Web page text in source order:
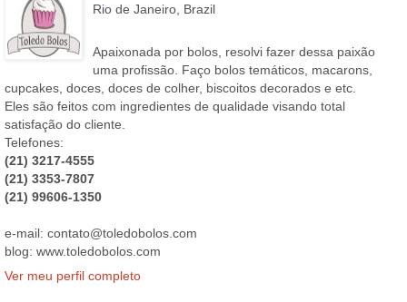
Rio de Janeiro, Brazil
Apaixonada por bolos, resolvi fazer dessa paixão
uma profissão. Faço bolos temáticos, macarons,
cupcakes, doces, doces de colher, biscoitos decorados e etc.
Eles são feitos com ingredientes de qualidade visando total
satisfação do cliente.
Telefones:
(21) 3217-4555
(21) 3353-7807
(21) 99606-1350
e-mail: contato@toledobolos.com
blog: www.toledobolos.com
Ver meu perfil completo